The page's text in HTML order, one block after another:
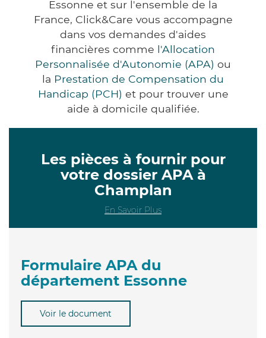
Essonne et sur l'ensemble de la
France, Click&Care vous accompagne
dans vos demandes d'aides
financières comme l'Allocation
Personnalisée d'Autonomie (APA) ou
la Prestation de Compensation du
Handicap (PCH) et pour trouver une
aide à domicile qualifiée.
Les pièces à fournir pour
votre dossier APA à
Champlan
En Savoir Plus
Formulaire APA du
département Essonne
Voir le document